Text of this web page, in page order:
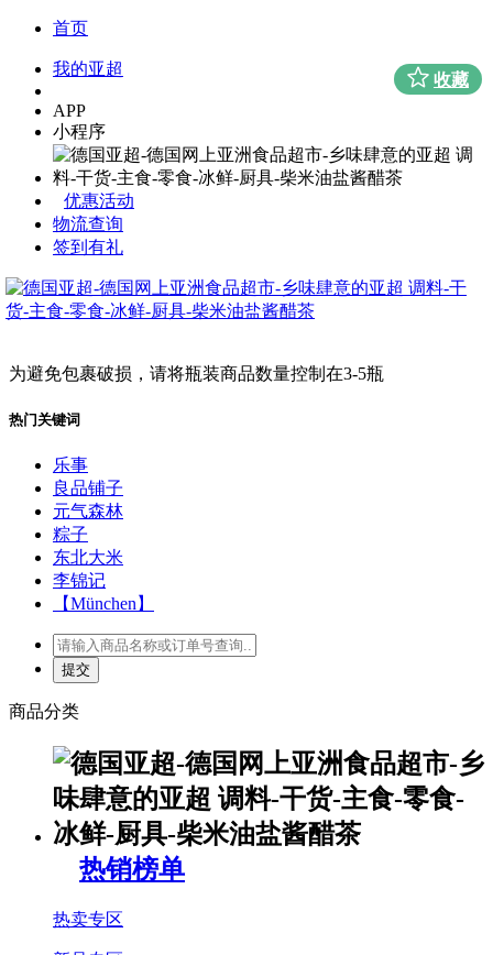
首页
我的亚超
APP
小程序
优惠活动
物流查询
签到有礼
为避免包裹破损，请将瓶装商品数量控制在3-5瓶
热门关键词
乐事
良品铺子
元气森林
粽子
东北大米
李锦记
【München】
商品分类
热销榜单
热卖专区
收藏